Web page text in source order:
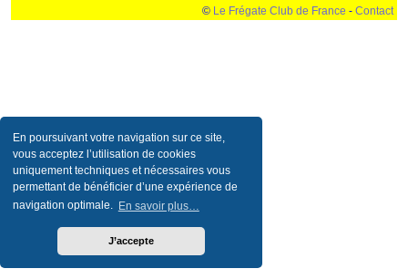
En poursuivant votre navigation sur ce site,
vous acceptez l’utilisation de cookies
uniquement techniques et nécessaires vous
permettant de bénéficier d’une expérience de
navigation optimale. En savoir plus…
J’accepte
© Le Frégate Club de France - Contact